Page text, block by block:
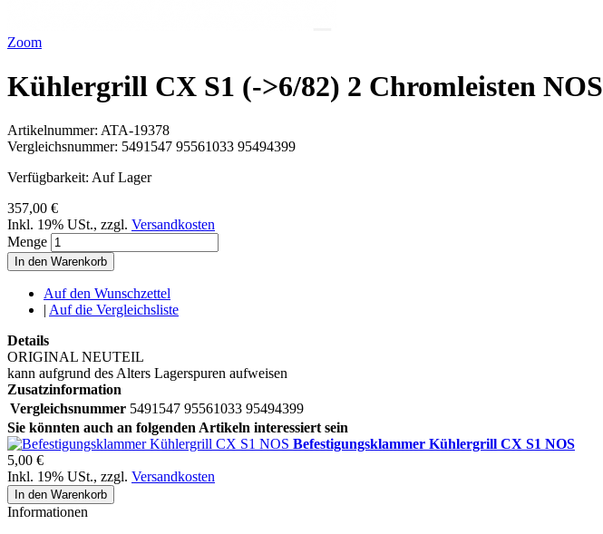
Zoom
Kühlergrill CX S1 (->6/82) 2 Chromleisten NOS
Artikelnummer: ATA-19378
Vergleichsnummer: 5491547 95561033 95494399
Verfügbarkeit: Auf Lager
357,00 €
Inkl. 19% USt., zzgl. Versandkosten
Menge
In den Warenkorb
Auf den Wunschzettel
| Auf die Vergleichsliste
Details
ORIGINAL NEUTEIL
kann aufgrund des Alters Lagerspuren aufweisen
Zusatzinformation
Vergleichsnummer 5491547 95561033 95494399
Sie könnten auch an folgenden Artikeln interessiert sein
Befestigungsklammer Kühlergrill CX S1 NOS
5,00 €
Inkl. 19% USt., zzgl. Versandkosten
In den Warenkorb
Informationen